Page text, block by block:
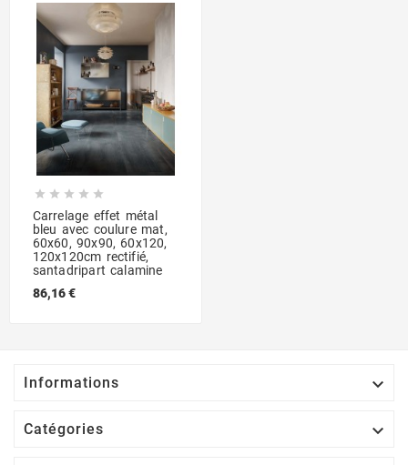
    
Carrelage effet métal
bleu avec coulure mat,
60x60, 90x90, 60x120,
120x120cm rectifié,
santadripart calamine
86,16 €
Informations 
Catégories 